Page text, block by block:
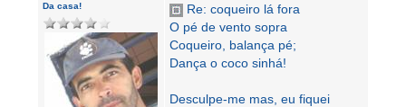
Da casa!
Re: coqueiro lá fora
O pé de vento sopra
Coqueiro, balança pé;
Dança o coco sinhá!
Desculpe-me mas, eu fiquei